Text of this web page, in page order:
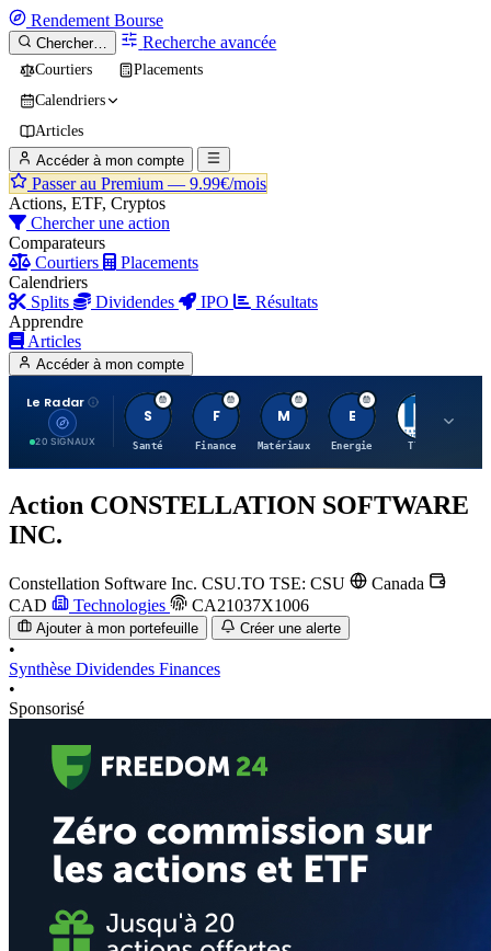
Rendement Bourse
Chercher… Recherche avancée
Courtiers
Placements
Calendriers
Articles
Accéder à mon compte
Passer au Premium — 9.99€/mois
Actions, ETF, Cryptos
Chercher une action
Comparateurs
Courtiers
Placements
Calendriers
Splits
Dividendes IPO
Résultats
Apprendre
Articles
Accéder à mon compte
Le Radar
20 SIGNAUX
S
Santé
F
Finance
M
Matériaux
E
Energie TTWO
Action CONSTELLATION SOFTWARE
INC.
Constellation Software Inc. CSU.TO TSE: CSU
Canada
CAD
Technologies CA21037X1006
Ajouter à mon portefeuille Créer une alerte
•
Synthèse Dividendes Finances
•
Sponsorisé